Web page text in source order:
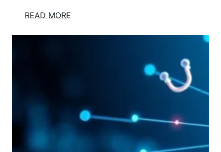
READ MORE
F
T